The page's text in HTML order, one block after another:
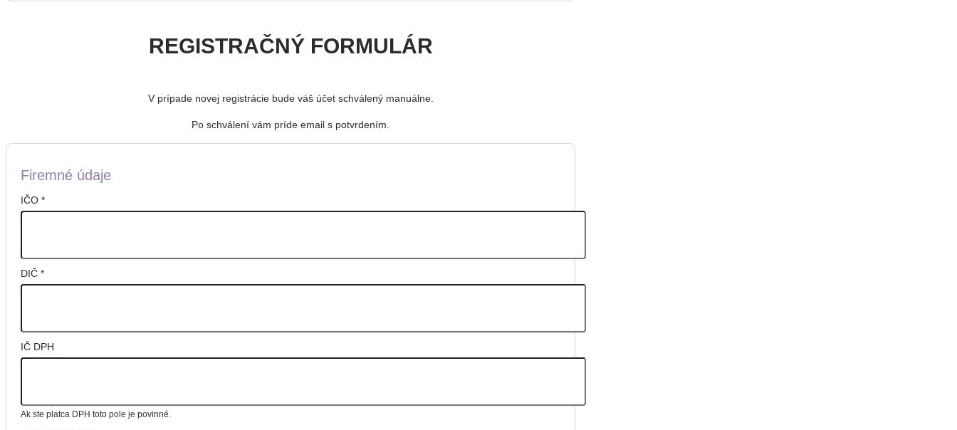
REGISTRAČNÝ FORMULÁR
V prípade novej registrácie bude váš účet schválený manuálne.
Po schválení vám príde email s potvrdením.
Firemné údaje
IČO *
DIČ *
IČ DPH
Ak ste platca DPH toto pole je povinné.